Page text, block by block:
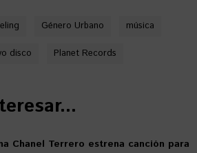
Género Urbano música
disco Planet Records
Chanel Terrero estrena canción para